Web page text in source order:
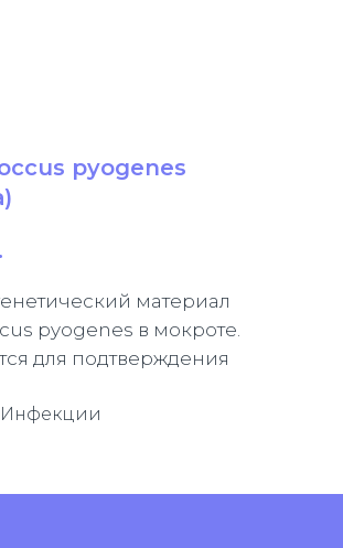
pyogenes
материал
pyogenes в мокроте.
для подтверждения
Инфекции